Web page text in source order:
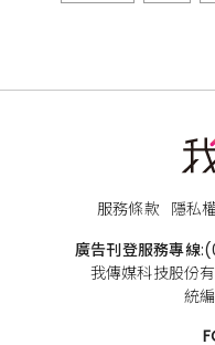
服務條款 隱私
廣告刊登服務專線:
我傳媒科技股份
統